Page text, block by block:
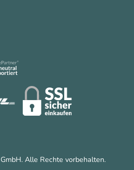
Alle Rechte vorbehalten.